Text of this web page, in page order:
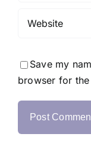
Save my
browser for